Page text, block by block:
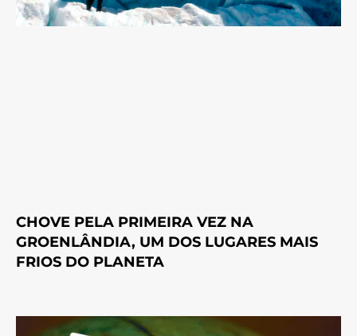
CHOVE PELA PRIMEIRA VEZ NA
GROENLÂNDIA, UM DOS LUGARES MAIS
FRIOS DO PLANETA